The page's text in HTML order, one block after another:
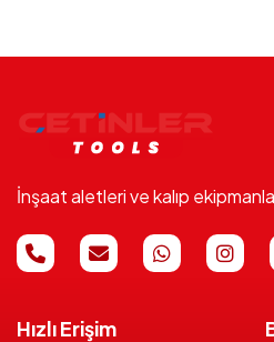
İnşaat aletleri ve kalıp
Hızlı Erişim